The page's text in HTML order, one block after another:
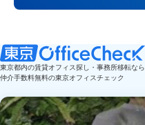
東京都内の賃貸オフィス探し・事務所移転なら
仲介手数料無料の東京オフィスチェック